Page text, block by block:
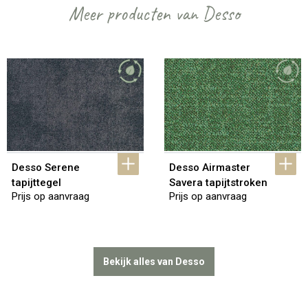
Meer producten van Desso
Desso Serene
tapijttegel
Prijs op aanvraag
Desso Airmaster
Savera tapijtstroken
Prijs op aanvraag
Bekijk alles van Desso